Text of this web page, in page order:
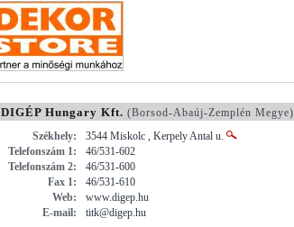
DIGÉP Hungary Kft. (Borsod-Abaúj-Zemplén Megye)
Székhely:
3544 Miskolc , Kerpely Antal u.
Telefonszám 1:
46/531-602
Telefonszám 2:
46/531-600
Fax 1:
46/531-610
Web:
www.digep.hu
E-mail:
titk@digep.hu